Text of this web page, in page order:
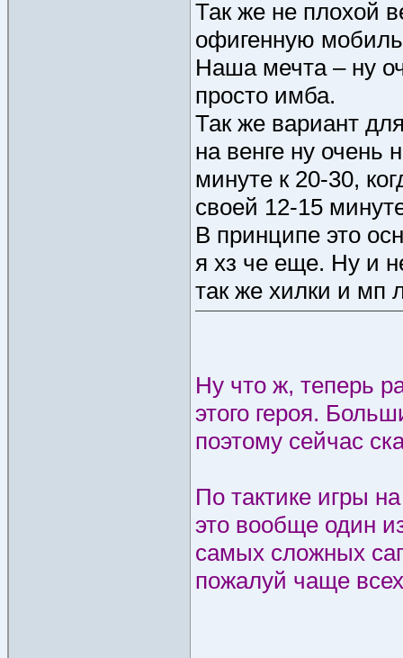
Так же не плохой
офигенную
Наша мечта – ну
просто имба.
Так же вариант
на венге ну
минуте к 20-30,
своей 12-15
В принципе это
я хз че еще. Ну и
так же хилки и мп
Ну что ж, теперь
этого героя.
поэтому сейчас
По тактике игры
это вообще один
самых сложных
пожалуй чаще